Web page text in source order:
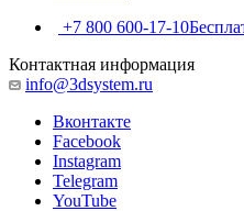
+7 800 600-17-10
Контактная информация
info@3dsystem.ru
Вконтакте
Facebook
Instagram
Telegram
YouTube